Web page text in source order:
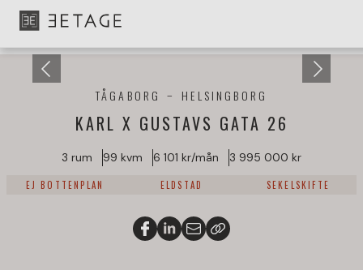
KARL X GUSTAVS GATA 26
TÅGABORG HELSINGBORG
3 rum 99 kvm 6 101 kr/mån 3 995 000 kr
EJ BOTTENPLAN ELDSTAD SEKELSKIFTE